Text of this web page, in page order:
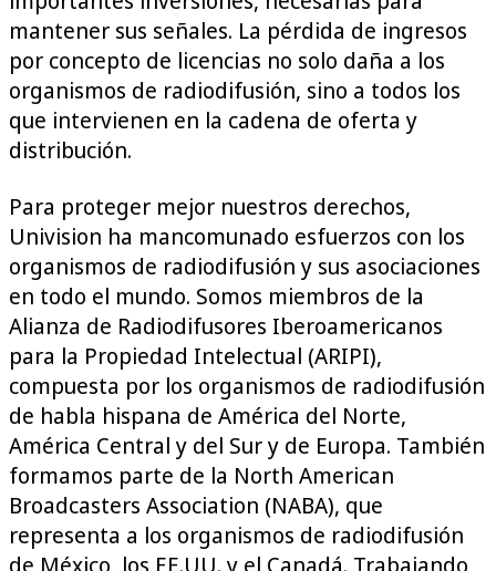
mantener sus señales. La pérdida de ingresos
por concepto de licencias no solo daña a los
organismos de radiodifusión, sino a todos los
que intervienen en la cadena de oferta y
distribución.
Para proteger mejor nuestros derechos,
Univision ha mancomunado esfuerzos con los
organismos de radiodifusión y sus asociaciones
en todo el mundo. Somos miembros de la
Alianza de Radiodifusores Iberoamericanos
para la Propiedad Intelectual (ARIPI),
compuesta por los organismos de radiodifusión
de habla hispana de América del Norte,
América Central y del Sur y de Europa. También
formamos parte de la North American
Broadcasters Association (NABA), que
representa a los organismos de radiodifusión
de México, los EE.UU. y el Canadá. Trabajando